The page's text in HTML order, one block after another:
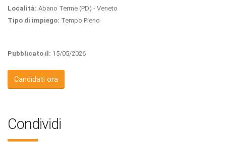
Località: Abano Terme (PD) - Veneto
Tipo di impiego: Tempo Pieno
Pubblicato il: 15/05/2026
Candidati ora
Condividi